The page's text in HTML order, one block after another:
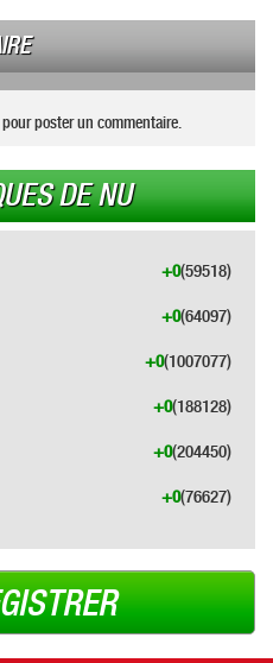
poster un commentaire.
DE NU
(59518)
+0
(64097)
+0
(1007077)
+0
(188128)
+0
(204450)
+0
(76627)
+0